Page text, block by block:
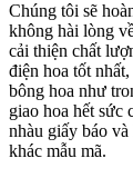
Chúng tôi sẽ
không hài lòng
cải thiện chất
điện hoa tốt
bông hoa như
giao hoa hết sức
nhàu giấy báo
khác mẫu mã.